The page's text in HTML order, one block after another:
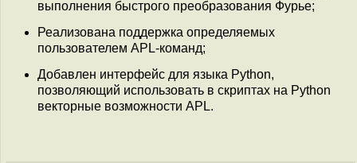
выполнения быстрого преобразования Фурье;
Реализована поддержка определяемых
пользователем APL-команд;
Добавлен интерфейс для языка Python,
позволяющий использовать в скриптах на Python
векторные возможности APL.